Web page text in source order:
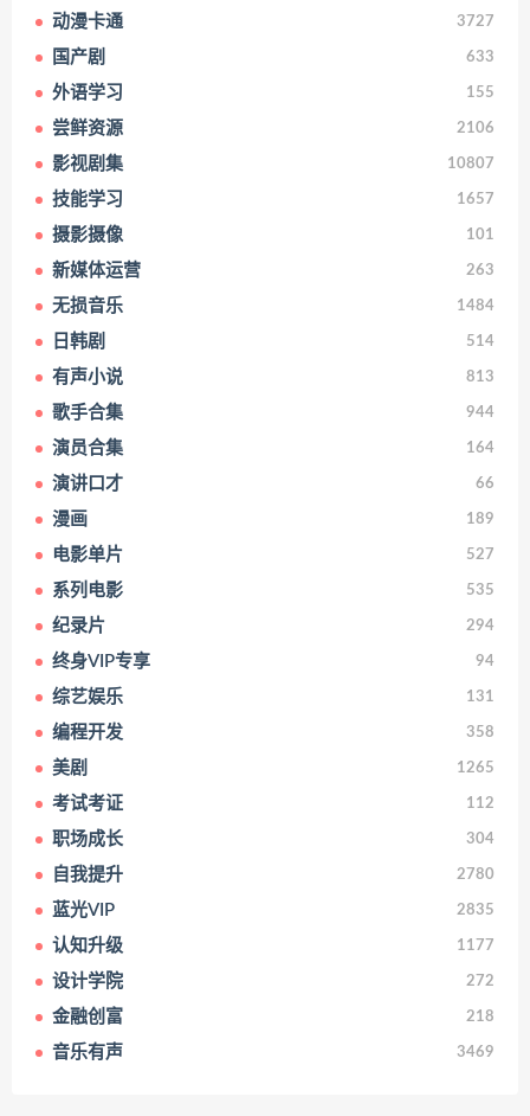
动漫卡通 3727
国产剧 633
外语学习 155
尝鲜资源 2106
影视剧集 10807
技能学习 1657
摄影摄像 101
新媒体运营 263
无损音乐 1484
日韩剧 514
有声小说 813
歌手合集 944
演员合集 164
演讲口才 66
漫画 189
电影单片 527
系列电影 535
纪录片 294
终身VIP专享 94
综艺娱乐 131
编程开发 358
美剧 1265
考试考证 112
职场成长 304
自我提升 2780
蓝光VIP 2835
认知升级 1177
设计学院 272
金融创富 218
音乐有声 3469